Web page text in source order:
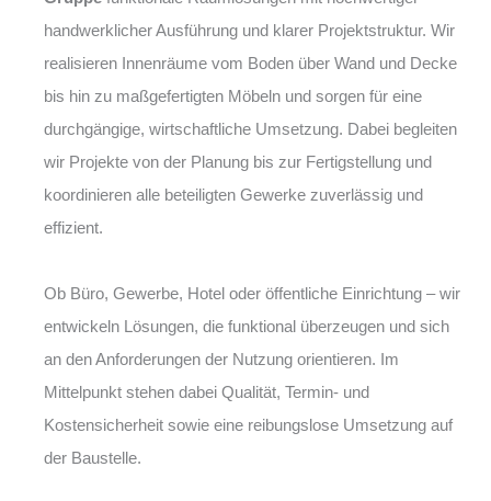
handwerklicher Ausführung und klarer Projektstruktur. Wir
realisieren Innenräume vom Boden über Wand und Decke
bis hin zu maßgefertigten Möbeln und sorgen für eine
durchgängige, wirtschaftliche Umsetzung. Dabei begleiten
wir Projekte von der Planung bis zur Fertigstellung und
koordinieren alle beteiligten Gewerke zuverlässig und
effizient.
Ob Büro, Gewerbe, Hotel oder öffentliche Einrichtung – wir
entwickeln Lösungen, die funktional überzeugen und sich
an den Anforderungen der Nutzung orientieren. Im
Mittelpunkt stehen dabei Qualität, Termin- und
Kostensicherheit sowie eine reibungslose Umsetzung auf
der Baustelle.